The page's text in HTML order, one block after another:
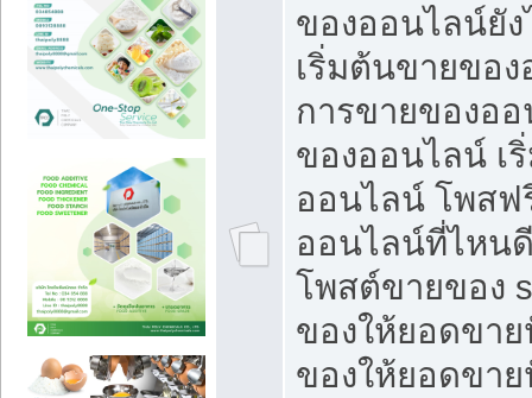
ของออนไลน์ยั
เริ่มต้นขายของ
การขายของอ
ของออนไลน์ เ
ออนไลน์ โพสฟ
ออนไลน์ที่ไหน
โพสต์ขายของ
ของให้ยอดขา
ของให้ยอดขา